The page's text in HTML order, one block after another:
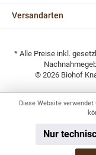
Versandarten
* Alle Preise inkl.
© 2026 Biohof
Diese Website
Nur